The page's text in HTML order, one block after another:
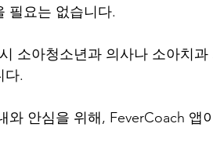
필요는 없습니다.
소아청소년과 의사나 소아치
다.
안심을 위해, FeverCoach 앱